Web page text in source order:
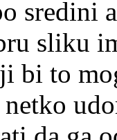
sredini
sliku
bi to